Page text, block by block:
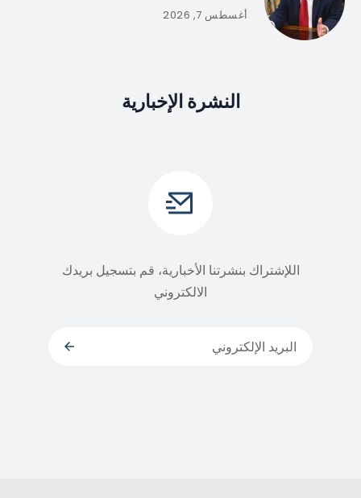
أغسطس 7, 2026
النشرة الإخبارية
اللإشتراك بنشرتنا الأخبارية، قم بتسجيل بريدك
الالكتروني